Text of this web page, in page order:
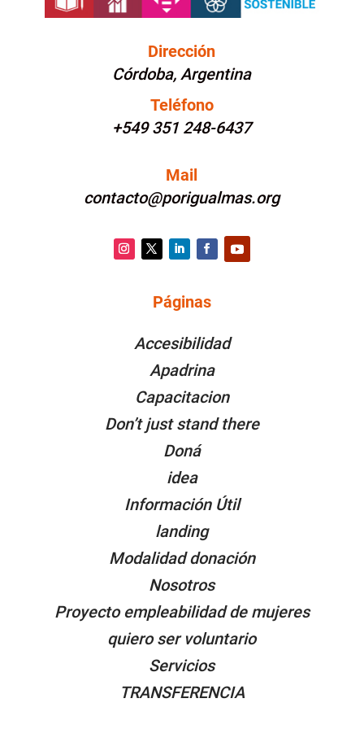
Dirección
Córdoba, Argentina
Teléfono
+549 351 248-6437
Mail
contacto@porigualmas.org
Facebook
Páginas
Accesibilidad
Apadrina
Capacitacion
Don’t just stand there
Doná
idea
Información Útil
landing
Modalidad donación
Nosotros
Proyecto empleabilidad de mujeres
quiero ser voluntario
Servicios
TRANSFERENCIA